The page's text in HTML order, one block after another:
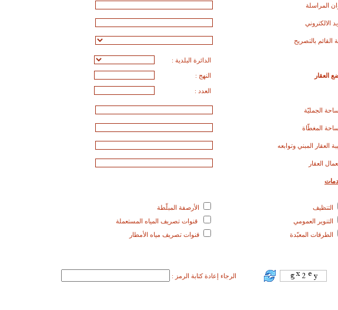
المراسلة
الالكتروني
القائم بالتصريح
العقار
الدائرة البلدية :
النهج :
العدد :
الجمليّة
المغطّاة
العقار المبني وتوابعه
العقار
التنظيف
التنوير العمومي
الطرقات المعبّدة
الأرصفة المبلّطة
قنوات تصريف المياه المستعملة
قنوات تصريف مياه الأمطار
الرجاء إعادة كتابة الرمز :